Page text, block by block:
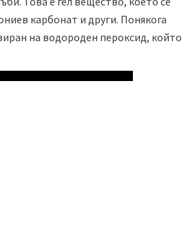
карбонат и други. Понякога
на водороден пероксид, който